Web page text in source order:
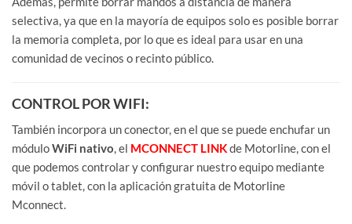
selectiva, ya que en la mayoría de equipos solo es posible borrar
la memoria completa, por lo que es ideal para usar en una
comunidad de vecinos o recinto público.
CONTROL POR WIFI:
También incorpora un conector, en el que se puede enchufar un
móduloWiFi nativo, el MCONNECT LINKde Motorline, con el
que podemos controlar y configurar nuestro equipo mediante
móvil o tablet, con la aplicación gratuita de Motorline
Mconnect.